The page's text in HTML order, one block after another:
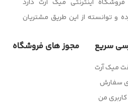
اینترنتی میک آرت دارد
و توانسته از این طریق مشتریان
سریع
میک آرت
سفارش
من
مجوز های فروشگاه